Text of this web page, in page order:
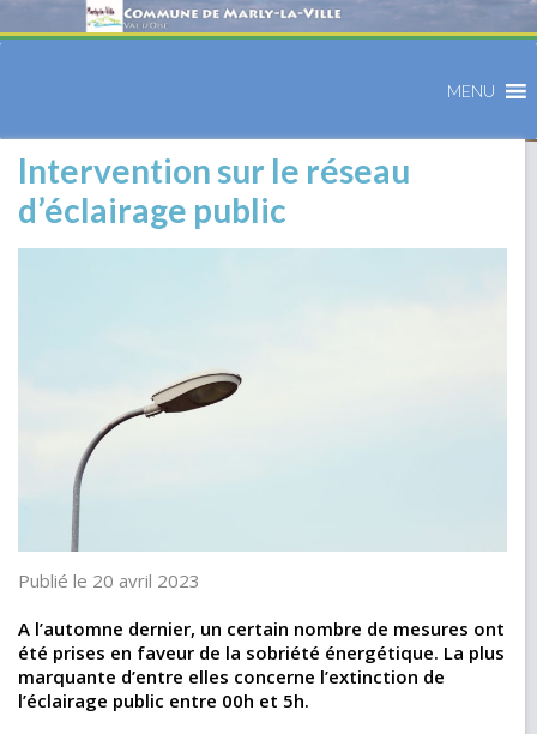
MENU
Intervention sur le réseau
d’éclairage public
Publié le 20 avril 2023
A l’automne dernier, un certain nombre de mesures ont
été prises en faveur de la sobriété énergétique. La plus
marquante d’entre elles concerne l’extinction de
l’éclairage public entre 00h et 5h.